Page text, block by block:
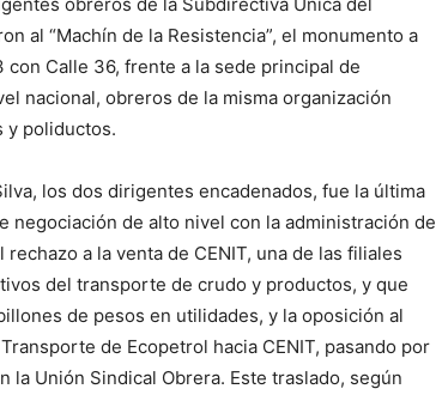
al “Machín de la Resistencia”, el monumento a
Calle 36, frente a la sede principal de
nacional, obreros de la misma organización
y poliductos.
los dos dirigentes encadenados, fue la última
negociación de alto nivel con la administración de
a la venta de CENIT, una de las filiales
del transporte de crudo y productos, y que
de pesos en utilidades, y la oposición al
de Ecopetrol hacia CENIT, pasando por
la Unión Sindical Obrera. Este traslado, según